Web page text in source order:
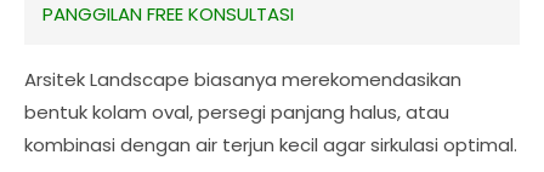
PANGGILAN FREE KONSULTASI
Arsitek Landscape biasanya merekomendasikan
bentuk kolam oval, persegi panjang halus, atau
kombinasi dengan air terjun kecil agar sirkulasi optimal.